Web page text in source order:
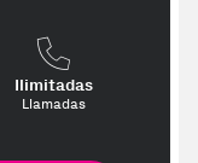
Ilimitadas
Llamadas